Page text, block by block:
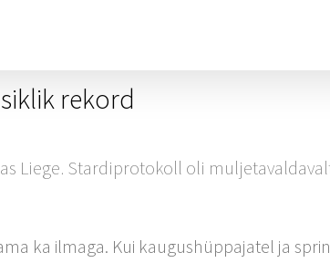
rekord
Liege. Stardiprotokoll oli
ka ilmaga. Kui kaugushüppajatel ja